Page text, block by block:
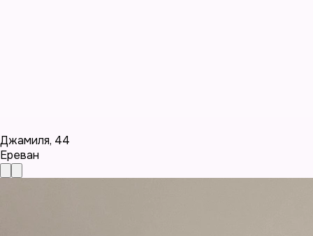
Джамиля, 44
Ереван